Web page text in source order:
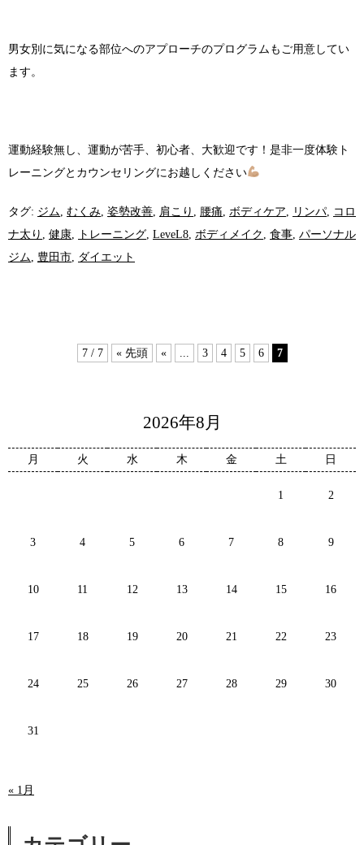
男女別に気になる部位へのアプローチのプログラムもご用意してい
ます。
運動経験無し、運動が苦手、初心者、大歓迎です！是非一度体験ト
レーニングとカウンセリングにお越しください
タグ: ジム むくみ 姿勢改善 肩こり 腰痛 ボディケア リンパ
コロ
ナ太り
健康 トレーニング LeveL8 ボディメイク 食事 パーソナル
ジム
豊田市 ダイエット
7 / 7 « 先頭 « 3 4 5 6 7
2026年8月
月 火 水 木 金 土 日
1 2
3 4 5 6 7 8 9
10 11 12 13 14 15 16
17 18 19 20 21 22 23
24 25 26 27 28 29 30
31
« 1月